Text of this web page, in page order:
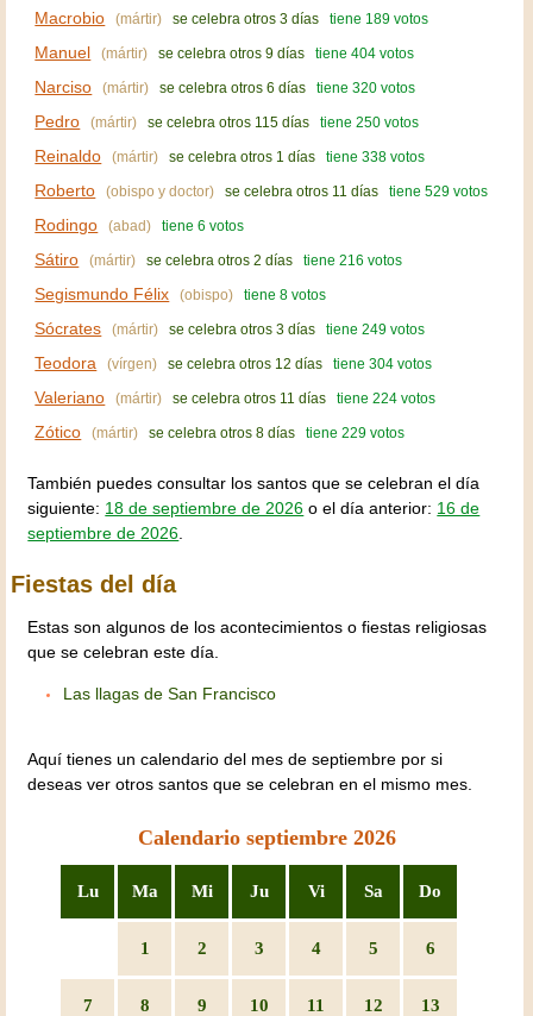
Macrobio (mártir) se celebra otros 3 días tiene 189 votos
Manuel (mártir) se celebra otros 9 días tiene 404 votos
Narciso (mártir) se celebra otros 6 días tiene 320 votos
Pedro (mártir) se celebra otros 115 días tiene 250 votos
Reinaldo (mártir) se celebra otros 1 días tiene 338 votos
Roberto (obispo y doctor) se celebra otros 11 días tiene 529 votos
Rodingo (abad) tiene 6 votos
Sátiro (mártir) se celebra otros 2 días tiene 216 votos
Segismundo Félix (obispo) tiene 8 votos
Sócrates (mártir) se celebra otros 3 días tiene 249 votos
Teodora (vírgen) se celebra otros 12 días tiene 304 votos
Valeriano (mártir) se celebra otros 11 días tiene 224 votos
Zótico (mártir) se celebra otros 8 días tiene 229 votos
También puedes consultar los santos que se celebran el día
siguiente: 18 de septiembre de 2026 o el día anterior: 16 de
septiembre de 2026.
Fiestas del día
Estas son algunos de los acontecimientos o fiestas religiosas
que se celebran este día.
Las llagas de San Francisco
Aquí tienes un calendario del mes de septiembre por si
deseas ver otros santos que se celebran en el mismo mes.
Calendario septiembre 2026
Lu Ma Mi Ju Vi Sa Do
1 2 3 4 5 6
7 8 9 10 11 12 13